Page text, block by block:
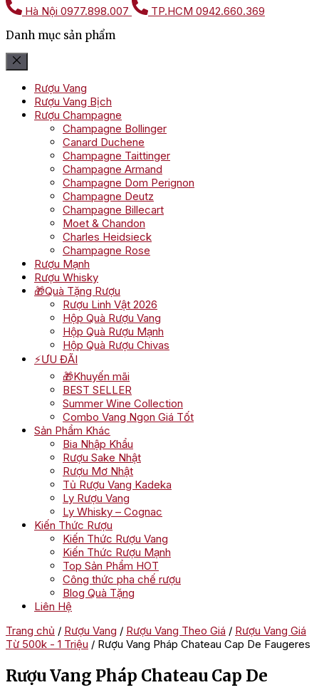
Hà Nội 0977.898.007 TP.HCM 0942.660.369
Danh mục sản phẩm
Rượu Vang
Rượu Vang Bịch
Rượu Champagne
Champagne Bollinger
Canard Duchene
Champagne Taittinger
Champagne Armand
Champagne Dom Perignon
Champagne Deutz
Champagne Billecart
Moet & Chandon
Charles Heidsieck
Champagne Rose
Rượu Mạnh
Rượu Whisky
🎁Quà Tặng Rượu
Rượu Linh Vật 2026
Hộp Quà Rượu Vang
Hộp Quà Rượu Mạnh
Hộp Quà Rượu Chivas
⚡ƯU ĐÃI
🎁Khuyến mãi
BEST SELLER
Summer Wine Collection
Combo Vang Ngon Giá Tốt
Sản Phẩm Khác
Bia Nhập Khẩu
Rượu Sake Nhật
Rượu Mơ Nhật
Tủ Rượu Vang Kadeka
Ly Rượu Vang
Ly Whisky – Cognac
Kiến Thức Rượu
Kiến Thức Rượu Vang
Kiến Thức Rượu Mạnh
Top Sản Phẩm HOT
Công thức pha chế rượu
Blog Quà Tặng
Liên Hệ
Trang chủ / Rượu Vang / Rượu Vang Theo Giá / Rượu Vang Giá
Từ 500k - 1 Triệu / Rượu Vang Pháp Chateau Cap De Faugeres
Rượu Vang Pháp Chateau Cap De